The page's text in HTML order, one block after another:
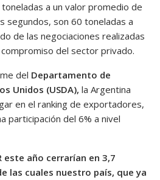
a un valor promedio de
segundos, son 60 toneladas a
de las negociaciones realizadas
del sector privado.
del Departamento de
Unidos (USDA), la Argentina
en el ranking de exportadores,
participación del 6% a nivel
este año cerrarían en 3,7
las cuales nuestro país, que ya